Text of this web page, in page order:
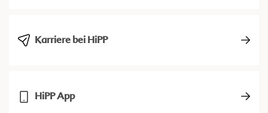
Karriere bei HiPP
HiPP App